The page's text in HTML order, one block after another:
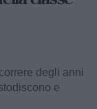
degli anni
e